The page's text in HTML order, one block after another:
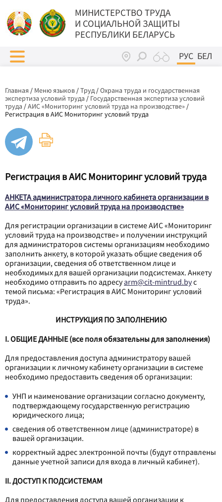
МИНИСТЕРСТВО ТРУДА
И СОЦИАЛЬНОЙ ЗАЩИТЫ
РЕСПУБЛИКИ БЕЛАРУСЬ
РУС БЕЛ
Главная / Меню языков /Труд/Охрана труда и государственная
экспертиза условий труда / Государственная экспертиза условий
труда /АИС «Мониторинг условий труда на производстве» /
Регистрация в АИС Мониторинг условий труда
Регистрация в АИС Мониторинг условий труда
АНКЕТА администратора личного кабинета организации в
АИС «Мониторинг условий труда на производстве»
Для регистрации организации в системе АИС «Мониторинг
условий труда на производстве» и получении инструкций
для администраторов системы организациям необходимо
заполнить анкету, в которой указать общие сведения об
организации, сведения об ответственном лице и
необходимых для вашей организации подсистемах. Анкету
необходимо отправить по адресуarm@cit-mintrud.byс
темой письма: «Регистрация в АИС Мониторинг условий
труда».
ИНСТРУКЦИЯ ПО ЗАПОЛНЕНИЮ
I.ОБЩИЕ ДАННЫЕ (все поля обязательны для заполнения)
Для предоставления доступа администратору вашей
организации к личному кабинету организации в системе
необходимо предоставить сведения об организации:
УНП и наименование организации согласно документу,
подтверждающему государственную регистрацию
юридического лица;
сведения об ответственном лице (администраторе) в
вашей организации.
корректный адрес электронной почты (будут отправлены
данные учетной записи для входа в личный кабинет).
II. ДОСТУП К ПОДСИСТЕМАМ
Для предоставления доступа вашей организации к